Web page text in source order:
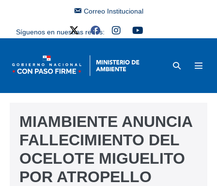
Correo Institucional
Síguenos en nuestras redes:
MIAMBIENTE ANUNCIA
FALLECIMIENTO DEL
OCELOTE MIGUELITO
POR ATROPELLO